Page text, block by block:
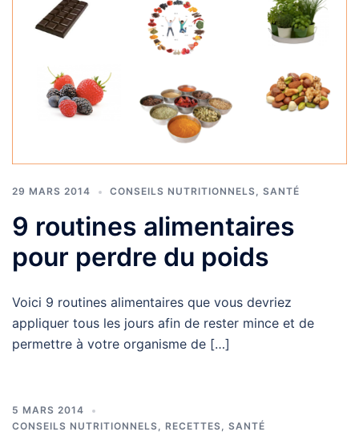
29 MARS 2014 CONSEILS NUTRITIONNELS SANTÉ
9 routines alimentaires
pour perdre du poids
Voici 9 routines alimentaires que vous devriez
appliquer tous les jours afin de rester mince et de
permettre à votre organisme de […]
5 MARS 2014
CONSEILS NUTRITIONNELS
RECETTES SANTÉ